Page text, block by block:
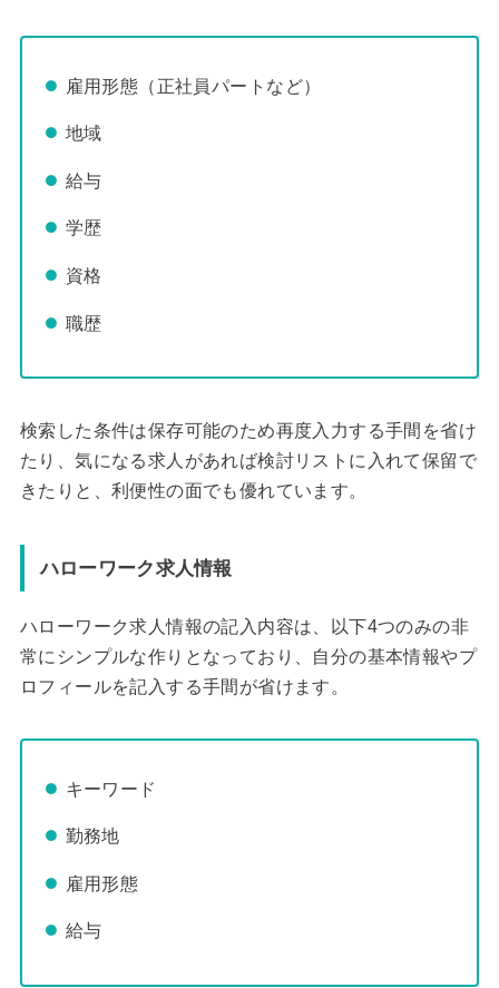
雇用形態（正社員パートなど）
地域
給与
学歴
資格
職歴
検索した条件は保存可能のため再度入力する手間を省け
たり、気になる求人があれば検討リストに入れて保留で
きたりと、利便性の面でも優れています。
ハローワーク求人情報
ハローワーク求人情報の記入内容は、以下4つのみの非
常にシンプルな作りとなっており、自分の基本情報やプ
ロフィールを記入する手間が省けます。
キーワード
勤務地
雇用形態
給与